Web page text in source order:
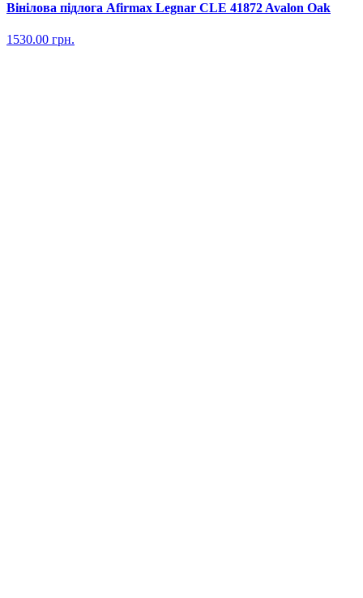
Вінілова підлога Afirmax Legnar CLE 41872 Avalon Oak
1530.00 грн.